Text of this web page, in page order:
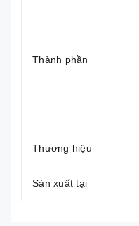
Thành phần
Thương hiệu
Sản xuất tại